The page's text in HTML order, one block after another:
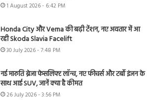
1 August 2026 - 6:42 PM
Honda City और Verna की बढ़ी टेंशन, नए अवतार में आ
रही Skoda Slavia Facelift
30 July 2026 - 7:48 PM
नई मारुति ब्रेजा फेसलिफ्ट लॉन्च, नए फीचर्स और टर्बो इंजन के
साथ आई SUV, जानें क्या है कीमत
26 July 2026 - 3:56 PM